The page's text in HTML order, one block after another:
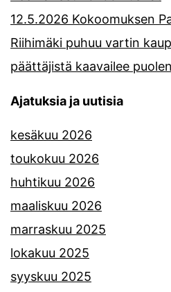
12.5.2026 Kokoomuksen
Riihimäki puhuu vartin
päättäjistä kaavailee
Ajatuksia ja uutisia
kesäkuu 2026
toukokuu 2026
huhtikuu 2026
maaliskuu 2026
marraskuu 2025
lokakuu 2025
syyskuu 2025